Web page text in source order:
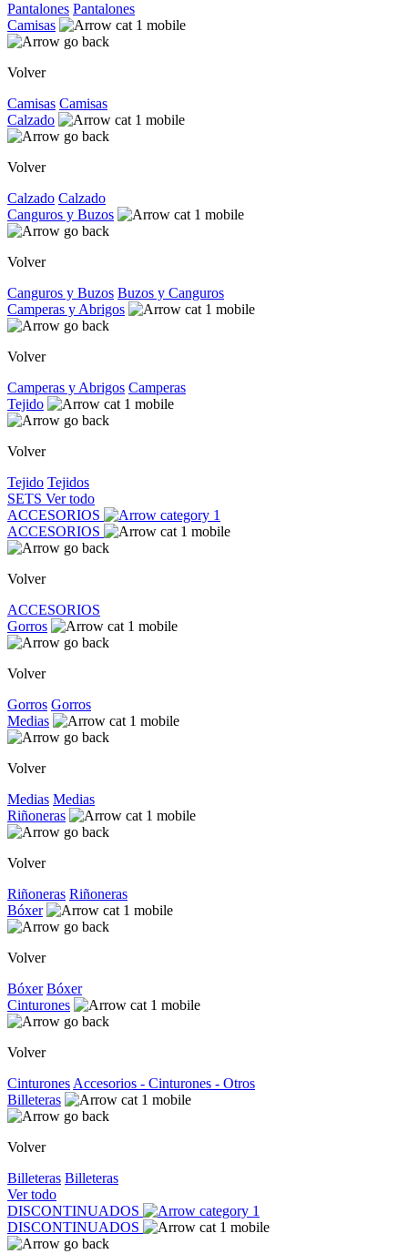
Pantalones Pantalones
Camisas
Volver
Camisas Camisas
Calzado
Volver
Calzado Calzado
Canguros y Buzos
Volver
Canguros y Buzos Buzos y Canguros
Camperas y Abrigos
Volver
Camperas y Abrigos Camperas
Tejido
Volver
Tejido Tejidos
SETS Ver todo
ACCESORIOS
ACCESORIOS
Volver
ACCESORIOS
Gorros
Volver
Gorros Gorros
Medias
Volver
Medias Medias
Riñoneras
Volver
Riñoneras Riñoneras
Bóxer
Volver
Bóxer Bóxer
Cinturones
Volver
Cinturones Accesorios - Cinturones - Otros
Billeteras
Volver
Billeteras Billeteras
Ver todo
DISCONTINUADOS
DISCONTINUADOS